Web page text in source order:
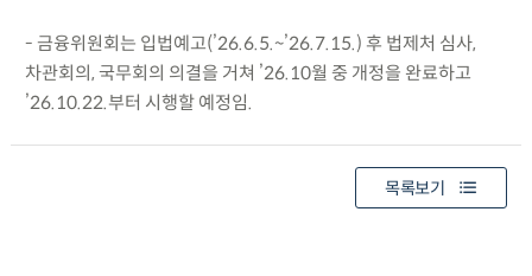
- 금융위원회는 입법예고(’26.6.5.~’26.7.15.) 후 법제처 심사,
차관회의, 국무회의 의결을 거쳐 ’26.10월 중 개정을 완료하고
’26.10.22.부터 시행할 예정임.
목록보기